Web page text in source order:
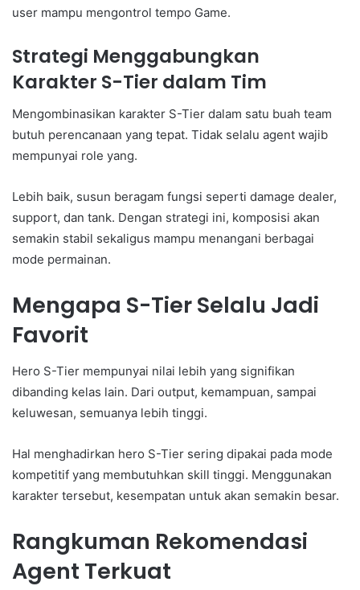
user mampu mengontrol tempo Game.
Strategi Menggabungkan
Karakter S-Tier dalam Tim
Mengombinasikan karakter S-Tier dalam satu buah team
butuh perencanaan yang tepat. Tidak selalu agent wajib
mempunyai role yang.
Lebih baik, susun beragam fungsi seperti damage dealer,
support, dan tank. Dengan strategi ini, komposisi akan
semakin stabil sekaligus mampu menangani berbagai
mode permainan.
Mengapa S-Tier Selalu Jadi
Favorit
Hero S-Tier mempunyai nilai lebih yang signifikan
dibanding kelas lain. Dari output, kemampuan, sampai
keluwesan, semuanya lebih tinggi.
Hal menghadirkan hero S-Tier sering dipakai pada mode
kompetitif yang membutuhkan skill tinggi. Menggunakan
karakter tersebut, kesempatan untuk akan semakin besar.
Rangkuman Rekomendasi
Agent Terkuat